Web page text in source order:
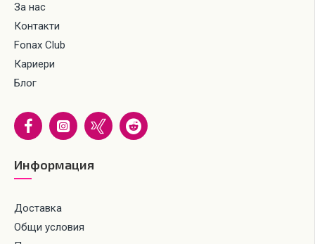
За нас
Контакти
Fonax Club
Кариери
Блог
Информация
Доставка
Общи условия